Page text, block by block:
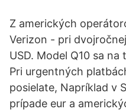
Z amerických
Verizon - pri
USD. Model Q10 sa
Pri urgentných
posielate, Napríklad v
prípade eur a